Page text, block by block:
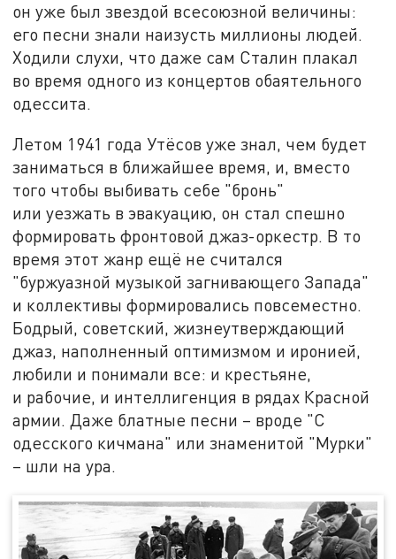
он уже был звездой всесоюзной величины:
его песни знали наизусть миллионы людей.
Ходили слухи, что даже сам Сталин плакал
во время одного из концертов обаятельного
одессита.
Летом 1941 года Утёсов уже знал, чем будет
заниматься в ближайшее время, и, вместо
того чтобы выбивать себе "бронь"
или уезжать в эвакуацию, он стал спешно
формировать фронтовой джаз-оркестр. В то
время этот жанр ещё не считался
"буржуазной музыкой загнивающего Запада"
и коллективы формировались повсеместно.
Бодрый, советский, жизнеутверждающий
джаз, наполненный оптимизмом и иронией,
любили и понимали все: и крестьяне,
и рабочие, и интеллигенция в рядах Красной
армии. Даже блатные песни – вроде "С
одесского кичмана" или знаменитой "Мурки"
– шли на ура.